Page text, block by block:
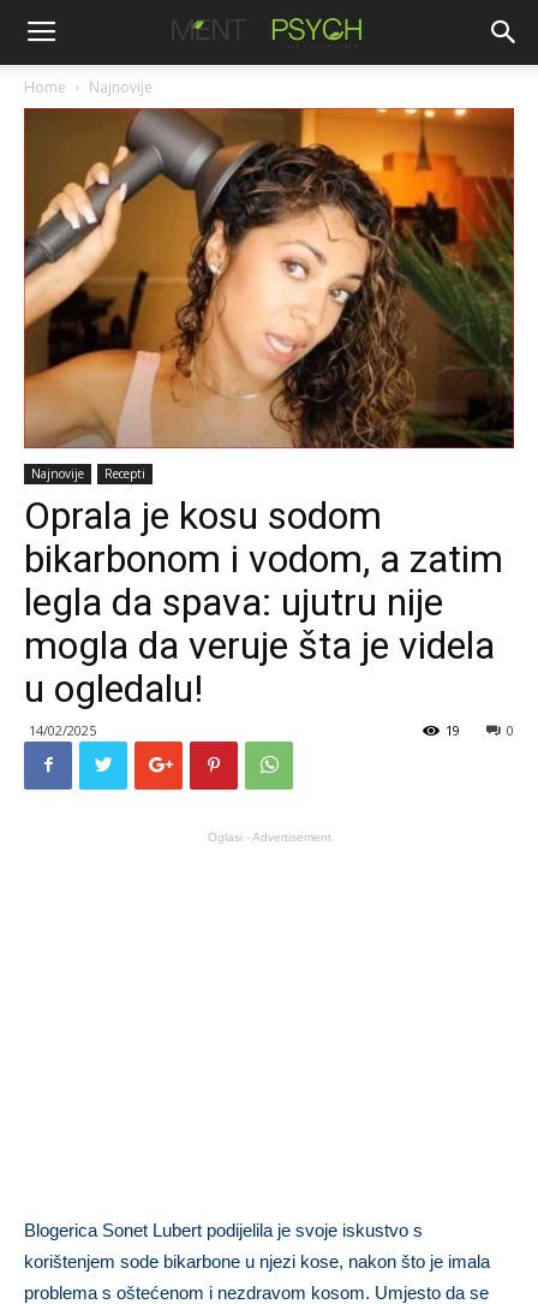
Home Najnovije
Najnovije Recepti
Oprala je kosu sodom
bikarbonom i vodom, a zatim
legla da spava: ujutru nije
mogla da veruje šta je videla
u ogledalu!
14/02/2025 0
19
Oglasi - Advertisement
Blogerica Sonet Lubert podijelila je svoje iskustvo s
korištenjem sode bikarbone u njezi kose, nakon što je imala
problema s oštećenom i nezdravom kosom. Umjesto da se